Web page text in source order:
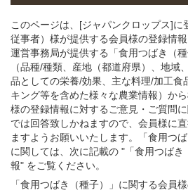
このページは、[ジャパンクロップス]に
従事者）様が提供する会員様の登録情
運営事務局が提供する「食用つばき（
（品種/種類、産地（都道府県）、地域
品としての栄養/効果、主な料理/加工食
キング等を含めた様々な農業情報）か
様の登録情報に対するご意見・ご質問
では回答致しかねますので、会員様に
ますようお願いいたします。「食用つ
に関しては、次に記載の "「食用つば
報" をご覧ください。
「食用つばき（種子）」 に関する会員様